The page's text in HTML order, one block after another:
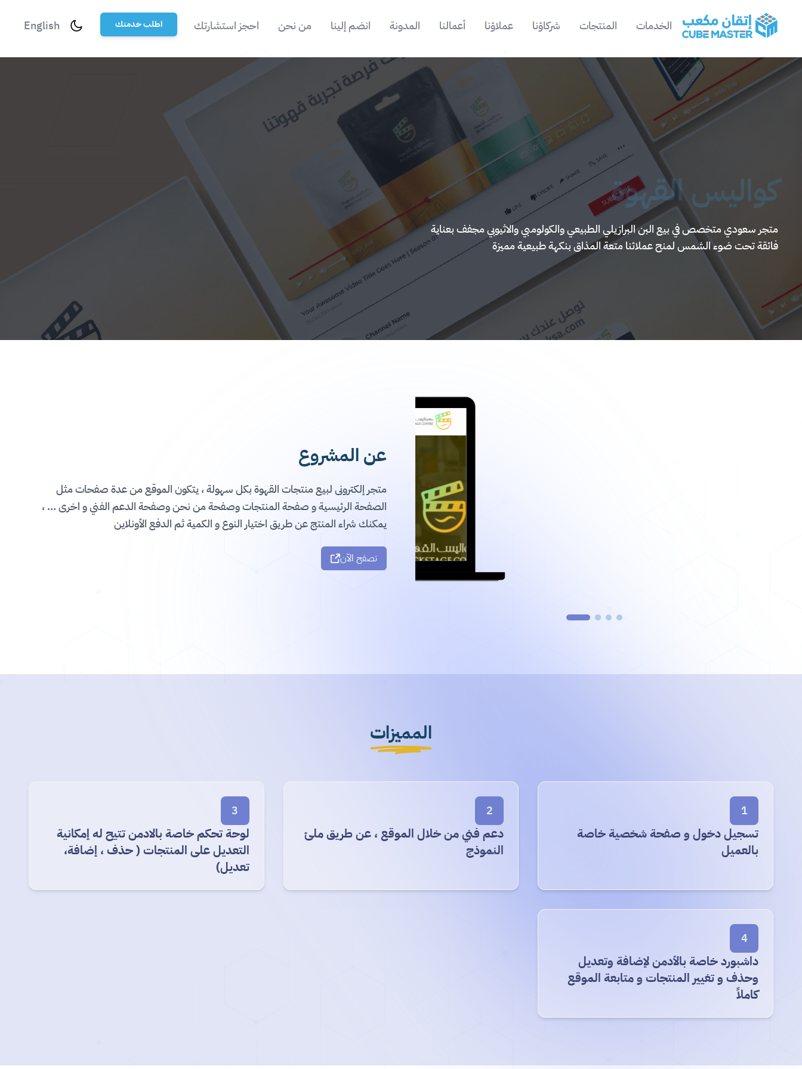
تخطي إلى المحتوى الرئيسي
الخدمات المنتجات شركاؤنا عملاؤنا أعمالنا المدونة انضم إلينا من نحن احجز استشارتك اطلب خدمتك English
كواليس القهوة
متجر سعودي متخصص في بيع البن البرازيلي الطبيعي والكولومبي والاثيوبي مجفف بعناية
فائقة تحت ضوء الشمس لمنح عملائنا متعة المذاق بنكهة طبيعية مميزة
عن المشروع
متجر إلكترونى لبيع منتجات القهوة بكل سهولة ، يتكون الموقع من عدة صفحات مثل
الصفحة الرئيسية و صفحة المنتجات وصفحة من نحن وصفحة الدعم الفني و اخرى ... ،
يمكنك شراء المنتج عن طريق اختيار النوع و الكمية ثم الدفع الأونلاين
تصفح الآن
المميزات
1
تسجيل دخول و صفحة شخصية خاصة
بالعميل
2
دعم فني من خلال الموقع ، عن طريق ملئ
النموذج
3
لوحة تحكم خاصة بالادمن تتيح له إمكانية
التعديل على المنتجات ( حذف ، إضافة،
تعديل)
4
داشبورد خاصة بالأدمن لإضافة وتعديل
وحذف و تغيير المنتجات و متابعة الموقع
كاملاً